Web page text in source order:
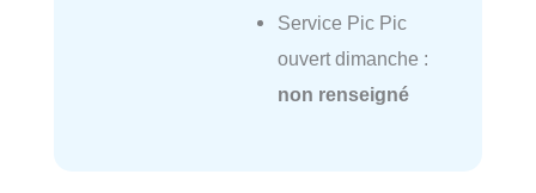
Service Pic Pic
ouvert dimanche :
non renseigné